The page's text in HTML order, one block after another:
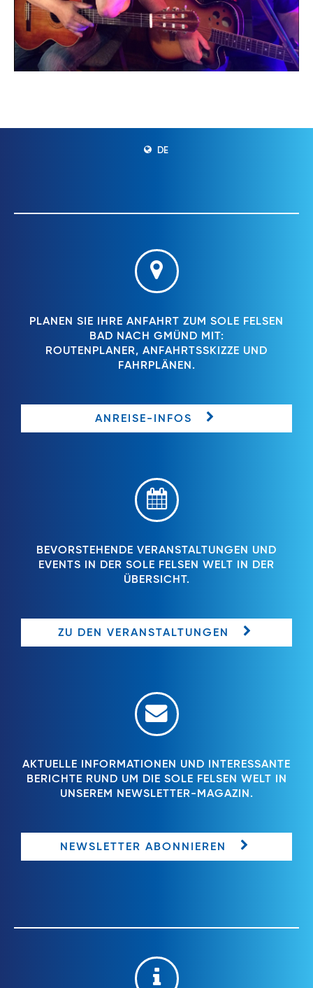
DE
PLANEN SIE IHRE ANFAHRT ZUM SOLE FELSEN
BAD NACH GMÜND MIT:
ROUTENPLANER, ANFAHRTSSKIZZE UND
FAHRPLÄNEN.
ANREISE-INFOS
BEVORSTEHENDE VERANSTALTUNGEN UND
EVENTS IN DER SOLE FELSEN WELT IN DER
ÜBERSICHT.
ZU DEN VERANSTALTUNGEN
AKTUELLE INFORMATIONEN UND INTERESSANTE
BERICHTE RUND UM DIE SOLE FELSEN WELT IN
UNSEREM NEWSLETTER-MAGAZIN.
NEWSLETTER ABONNIEREN